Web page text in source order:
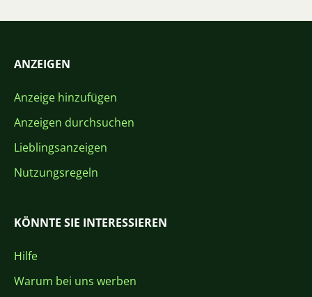
ANZEIGEN
Anzeige hinzufügen
Anzeigen durchsuchen
Lieblingsanzeigen
Nutzungsregeln
KÖNNTE SIE INTERESSIEREN
Hilfe
Warum bei uns werben